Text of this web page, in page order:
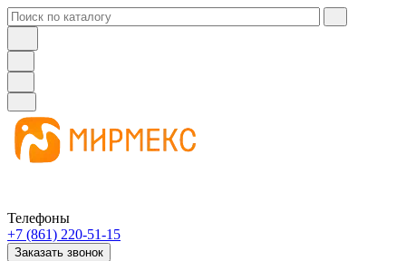
Телефоны
+7 (861) 220-51-15
Заказать звонок